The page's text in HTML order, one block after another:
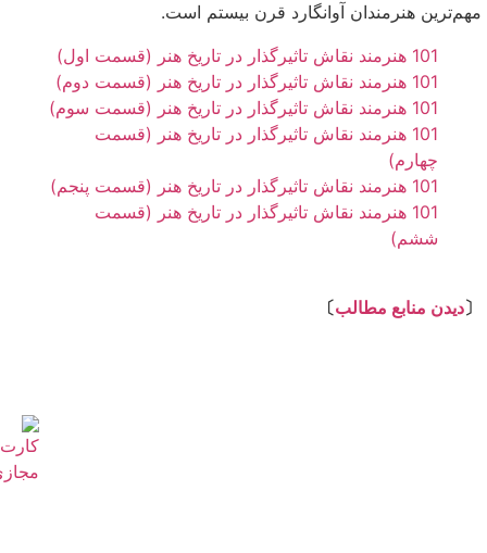
مهم‌ترین هنرمندان آوانگارد قرن بیستم است.
101 هنرمند نقاش تاثیرگذار در تاریخ هنر (قسمت اول)
101 هنرمند نقاش تاثیرگذار در تاریخ هنر (قسمت دوم)
101 هنرمند نقاش تاثیرگذار در تاریخ هنر (قسمت سوم)
101 هنرمند نقاش تاثیرگذار در تاریخ هنر (قسمت
چهارم)
101 هنرمند نقاش تاثیرگذار در تاریخ هنر (قسمت پنجم)
101 هنرمند نقاش تاثیرگذار در تاریخ هنر (قسمت
ششم)
〔دیدن منابع مطالب〕